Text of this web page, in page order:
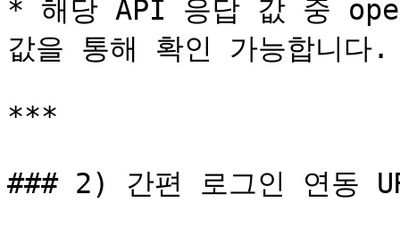
* 해당 API 응답 값 중
값을 통해 확인 가능합니다.
***
### 2) 간편 로그인 연동